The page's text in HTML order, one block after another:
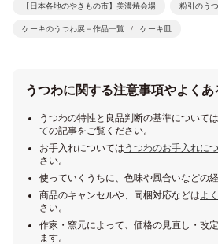
【日本各地のやきもの市】美濃焼会場 粉引のう
ケーキのうつわ展－作品一覧 ケーキ皿
うつわに関する注意事項やよくあ
うつわの特性と良品判断の基準については
ての記事をご覧ください。
お手入れについては うつわのお手入れに
さい。
使っていくうちに、色味や風合いなどの
商品のキャンセルや、同梱対応などはよ
さい。
作家・窯元によって、価格の見直し・改
ます。